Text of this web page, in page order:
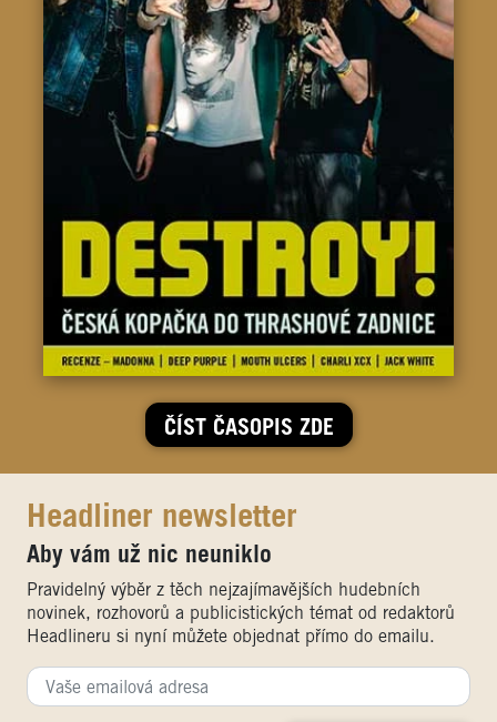
ČÍST ČASOPIS ZDE
Headliner newsletter
Aby vám už nic neuniklo
Pravidelný výběr z těch nejzajímavějších hudebních
novinek, rozhovorů a publicistických témat od redaktorů
Headlineru si nyní můžete objednat přímo do emailu.